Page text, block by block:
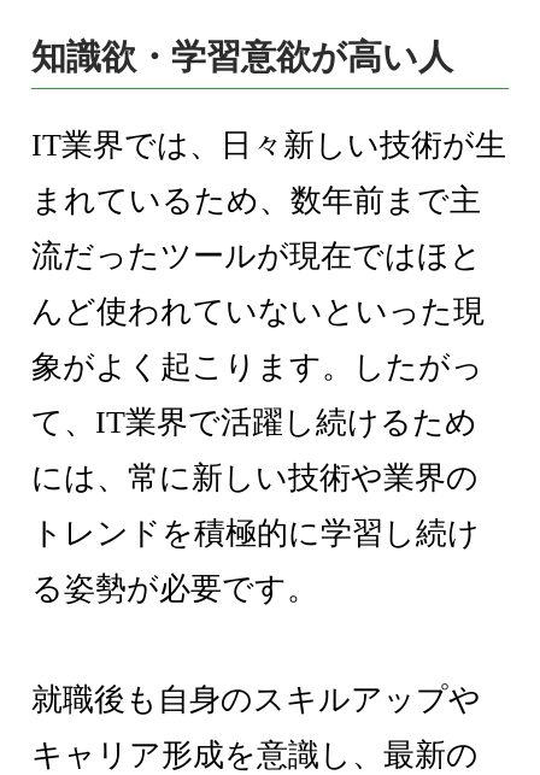
知識欲・学習意欲が高い人
IT業界では、日々新しい技術が生
まれているため、数年前まで主
流だったツールが現在ではほと
んど使われていないといった現
象がよく起こります。したがっ
て、IT業界で活躍し続けるため
には、常に新しい技術や業界の
トレンドを積極的に学習し続け
る姿勢が必要です。
就職後も自身のスキルアップや
キャリア形成を意識し、最新の